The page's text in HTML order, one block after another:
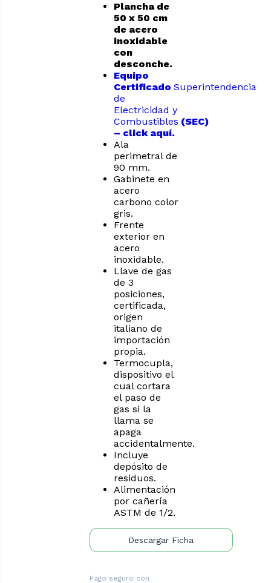
Plancha de
50 x 50 cm
de acero
inoxidable
con
desconche.
Equipo
Certificado Superintendencia
de
Electricidad y
Combustibles (SEC)
– click aquí.
Ala
perimetral de
90 mm.
Gabinete en
acero
carbono color
gris.
Frente
exterior en
acero
inoxidable.
Llave de gas
de 3
posiciones,
certificada,
origen
italiano de
importación
propia.
Termocupla,
dispositivo el
cual cortara
el paso de
gas si la
llama se
apaga
accidentalmente.
Incluye
depósito de
residuos.
Alimentación
por cañería
ASTM de 1/2.
Descargar Ficha
Pago seguro con